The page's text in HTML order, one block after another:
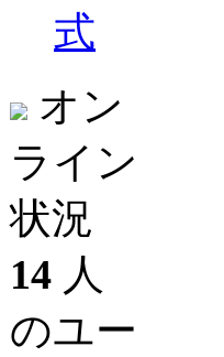
式
オン
ライン
状況
14 人
のユー